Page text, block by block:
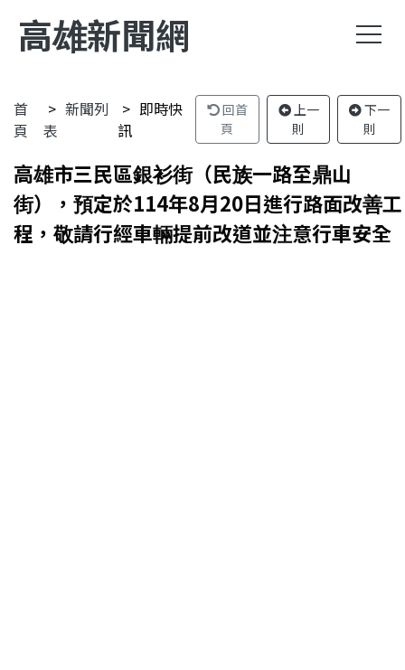
高雄新聞網
首
頁
新聞列
表
即時快
訊
回首
頁
上一
則
下一
則
高雄市三民區銀衫街（民族一路至鼎山
街），預定於114年8月20日進行路面改善工
程，敬請行經車輛提前改道並注意行車安全